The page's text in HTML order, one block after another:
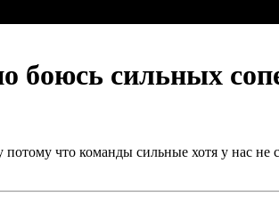
боюсь сильных
что команды сильные хотя у нас не